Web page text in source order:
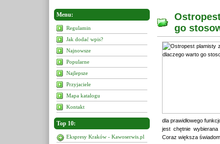
Menu:
Regulamin
Jak dodać wpis?
Najnowsze
Popularne
Najlepsze
Przyjaciele
Mapa katalogu
Kontakt
Top 10:
Ekspresy Kraków - Kawoserwis.pl
go
dla prawidłowego
jest chętnie
Coraz większa